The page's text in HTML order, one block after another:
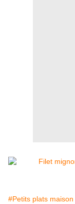
#Petits plats maison